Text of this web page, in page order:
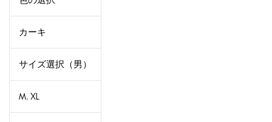
カーキ
サイズ選択（男）
M, XL